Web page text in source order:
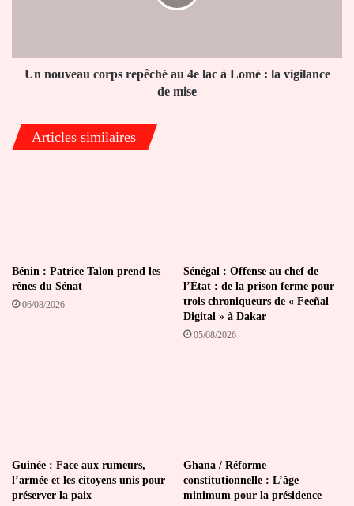
Lomé
de
mise
Un nouveau corps repêché au 4e lac à Lomé : la vigilance
de mise
Articles similaires
Bénin : Patrice Talon prend les
rênes du Sénat
06/08/2026
Sénégal : Offense au chef de
l’État : de la prison ferme pour
trois chroniqueurs de « Feeñal
Digital » à Dakar
05/08/2026
Guinée : Face aux rumeurs,
l’armée et les citoyens unis pour
préserver la paix
Ghana / Réforme
constitutionnelle : L’âge
minimum pour la présidence